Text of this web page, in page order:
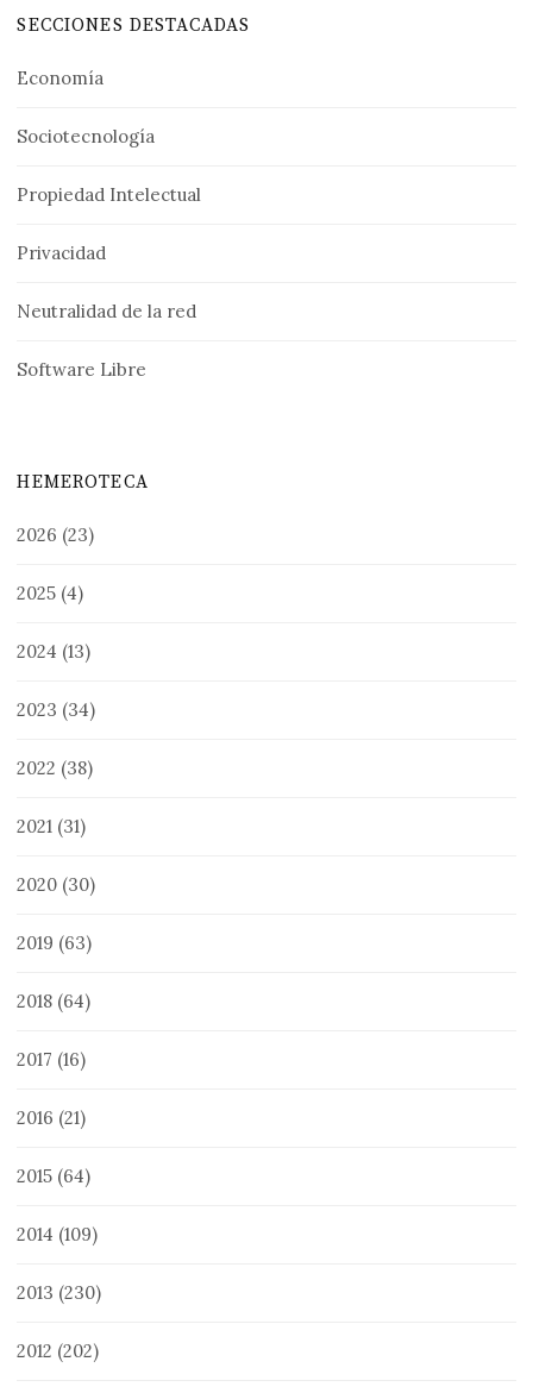
SECCIONES DESTACADAS
Economía
Sociotecnología
Propiedad Intelectual
Privacidad
Neutralidad de la red
Software Libre
HEMEROTECA
2026 (23)
2025 (4)
2024 (13)
2023 (34)
2022 (38)
2021 (31)
2020 (30)
2019 (63)
2018 (64)
2017 (16)
2016 (21)
2015 (64)
2014 (109)
2013 (230)
2012 (202)